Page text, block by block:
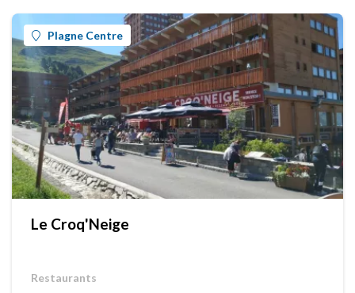
Plagne Centre
Le Croq'Neige
Restaurants